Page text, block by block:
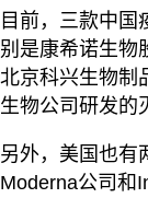
目前，三款中国
别是康希诺生物
北京科兴生物制
生物公司研发的
另外，美国也有
Moderna公司和